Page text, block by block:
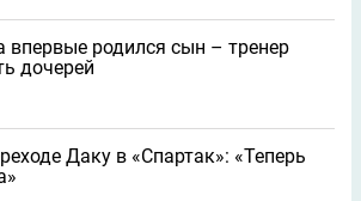
впервые родился сын – тренер
дочерей
Даку в «Спартак»: «Теперь